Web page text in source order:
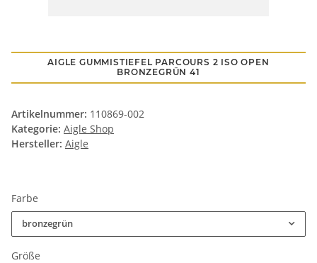
AIGLE GUMMISTIEFEL PARCOURS 2 ISO OPEN
BRONZEGRÜN 41
Artikelnummer: 110869-002
Kategorie: Aigle Shop
Hersteller: Aigle
Farbe
bronzegrün
Größe